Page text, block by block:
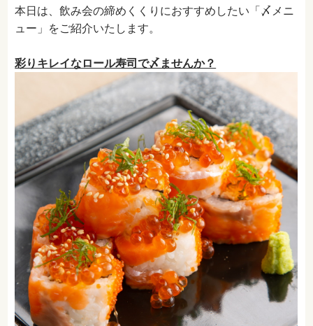
本日は、飲み会の締めくくりにおすすめしたい「〆メニ
ュー」をご紹介いたします。
彩りキレイなロール寿司で〆ませんか？